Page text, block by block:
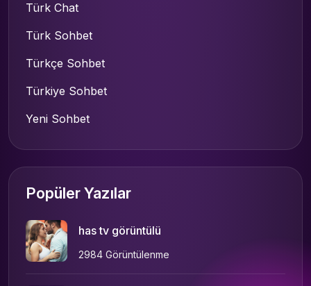
Türk Chat
Türk Sohbet
Türkçe Sohbet
Türkiye Sohbet
Yeni Sohbet
Popüler Yazılar
has tv görüntülü
2984 Görüntülenme